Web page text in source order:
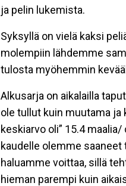
ja pelin lukemista.
Syksyllä on vielä kaksi
molempiin lähdemme
tulosta myöhemmin
Alkusarja on aikalailla
ole tullut kuin muutama ja
keskiarvo oli” 15.4
kaudelle olemme
haluamme voittaa, sillä
hieman parempi kuin